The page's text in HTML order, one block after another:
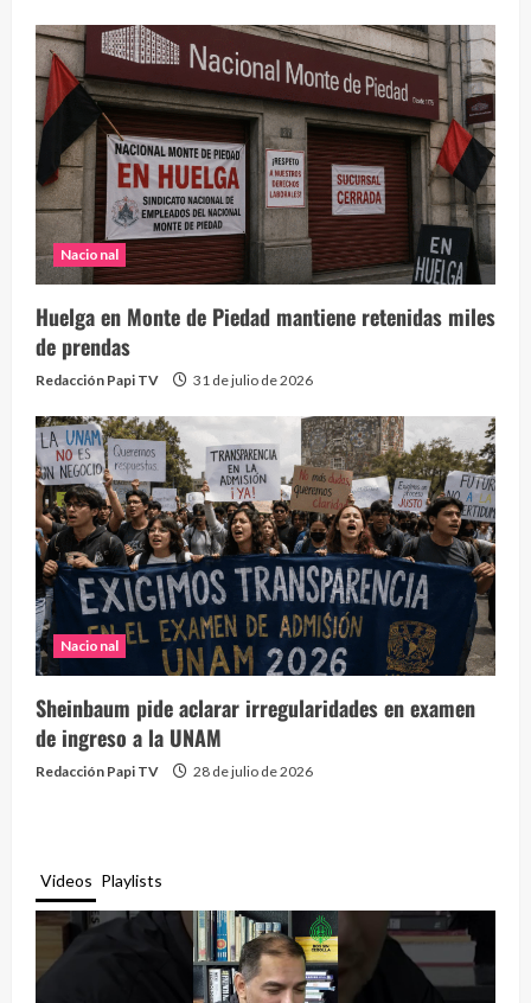
Nacional
Huelga en Monte de Piedad mantiene retenidas miles
de prendas
Redacción Papi TV 31 de julio de 2026
Nacional
Sheinbaum pide aclarar irregularidades en examen
de ingreso a la UNAM
Redacción Papi TV 28 de julio de 2026
Videos Playlists